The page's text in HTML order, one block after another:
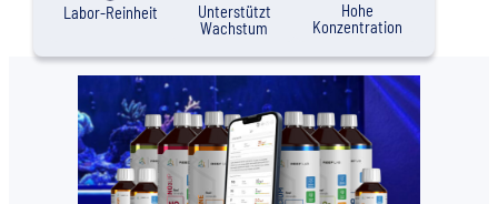
Labor-Reinheit
Unterstützt
Wachstum
Hohe
Konzentration